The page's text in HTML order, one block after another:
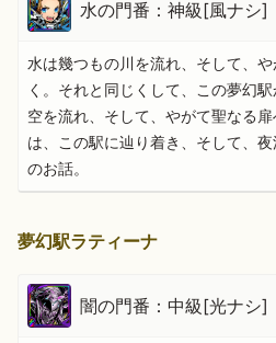
水の門番：神級[風ナシ]
水は幾つもの川を流れ、そして、
く。それと同じくして、この夢幻
空を流れ、そして、やがて聖なる
は、この駅に辿り着き、そして、
のお話。
夢幻駅ラティーナ
闇の門番：中級[光ナシ]